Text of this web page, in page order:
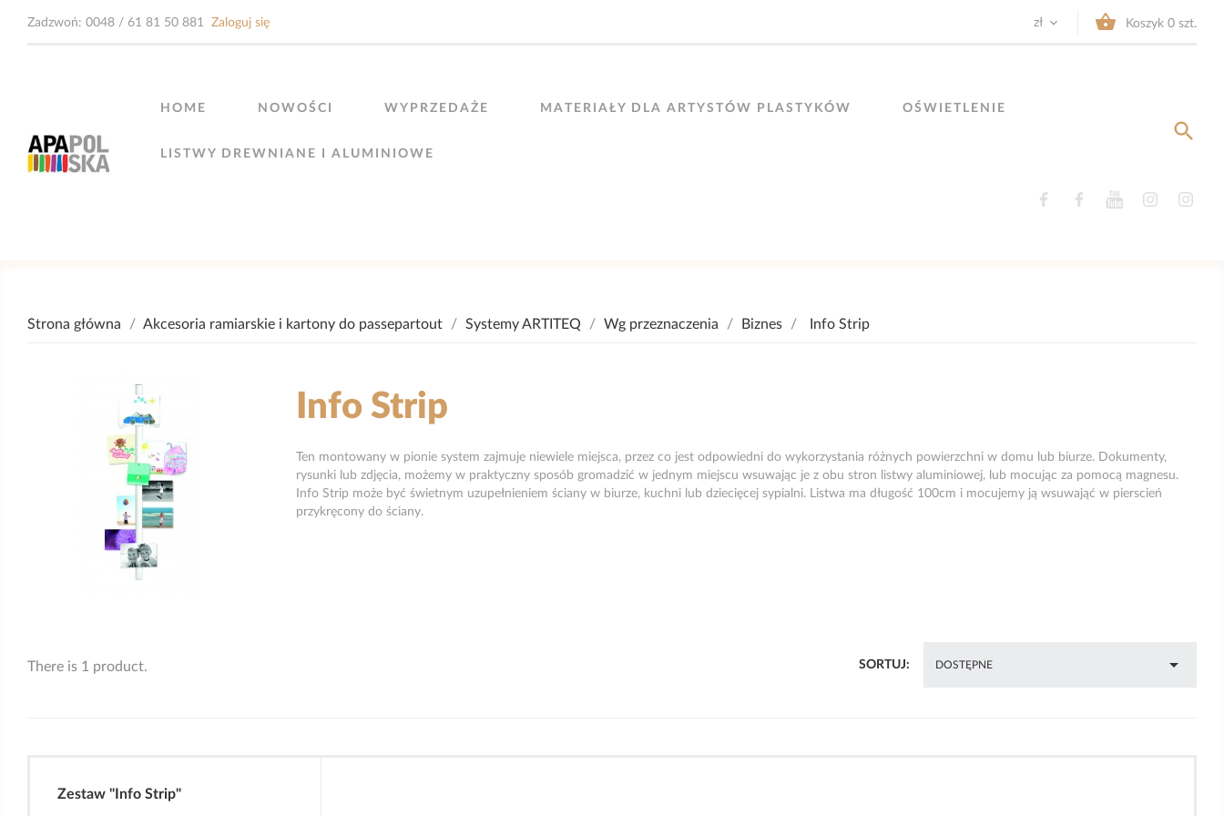
Zadzwoń: 0048 / 61 81 50 881 Zaloguj się zł   Koszyk 0 szt.
FacebookFacebookYouTubeInstagram
HOME NOWOŚCI WYPRZEDAŻE MATERIAŁY DLA ARTYSTÓW PLASTYKÓW OŚWIETLENIE
LISTWY DREWNIANE I ALUMINIOWE

Strona główna Akcesoria ramiarskie i kartony do passepartout Systemy ARTITEQ Wg przeznaczenia Biznes Info Strip
Info Strip
Ten montowany w pionie system zajmuje niewiele miejsca, przez co jest odpowiedni do wykorzystania różnych powierzchni w domu lub biurze. Dokumenty,
rysunki lub zdjęcia, możemy w praktyczny sposób gromadzić w jednym miejscu wsuwając je z obu stron listwy aluminiowej, lub mocując za pomocą magnesu.
Info Strip może być świetnym uzupełnieniem ściany w biurze, kuchni lub dziecięcej sypialni. Listwa ma długość 100cm i mocujemy ją wsuwająć w pierscień
przykręcony do ściany.
There is 1 product. SORTUJ: DOSTĘPNE 
Zestaw "Info Strip"